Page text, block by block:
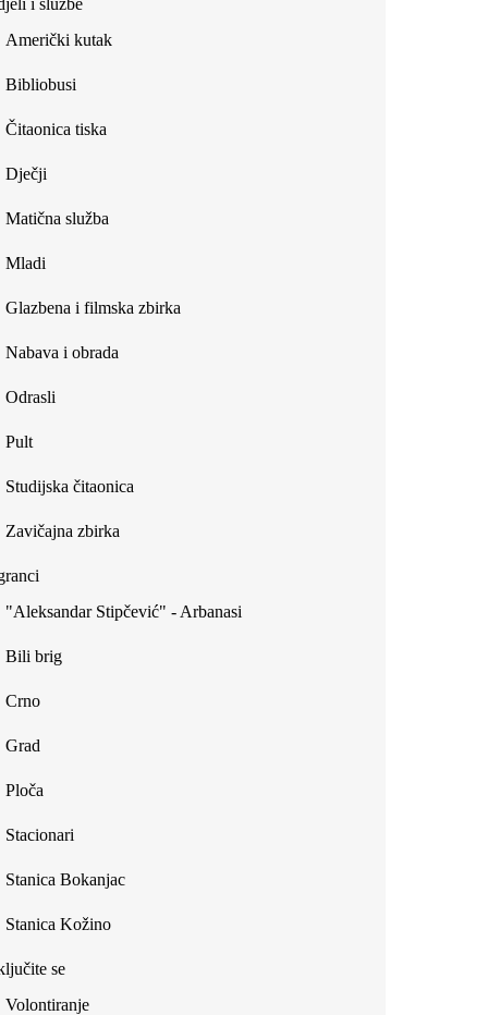
external)
i službe
Američki kutak
Bibliobusi
Čitaonica tiska
Dječji
Matična služba
Mladi
Glazbena i filmska zbirka
Nabava i obrada
Odrasli
Pult
Studijska čitaonica
Zavičajna zbirka
"Aleksandar Stipčević" - Arbanasi
Bili brig
Crno
Grad
Ploča
Stacionari
Stanica Bokanjac
Stanica Kožino
se
Volontiranje